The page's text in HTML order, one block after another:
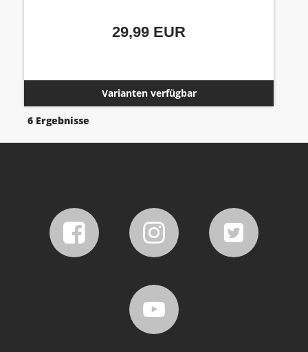
29,99 EUR
Varianten verfügbar
6 Ergebnisse